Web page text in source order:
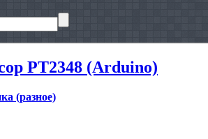
PT2348 (Arduino)
(разное)